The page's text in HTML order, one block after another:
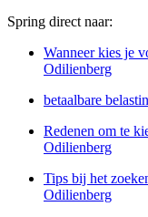
Spring direct naar:
Wanneer kies je
Odilienberg
betaalbare
Redenen om te
Odilienberg
Tips bij het
Odilienberg